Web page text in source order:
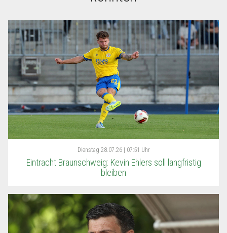
Dienstag 28.07.26 | 07:51 Uhr
Eintracht Braunschweig: Kevin Ehlers soll langfristig
bleiben